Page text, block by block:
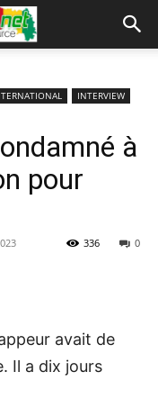
INTERVIEW
à
pour
0
336
avait de
Il a dix jours